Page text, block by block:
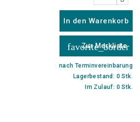
In den Warenkorb
favorite_border
Zur Merkliste
nach Terminvereinbarung
Lagerbestand: 0 Stk.
Im Zulauf: 0 Stk.